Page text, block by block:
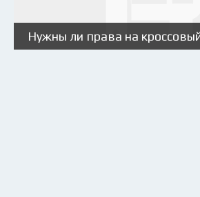
Нужны ли права на